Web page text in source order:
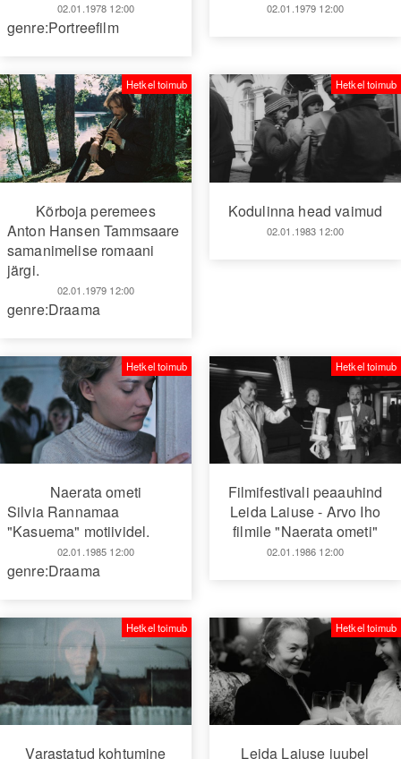
02.01.1978 12:00
genre:Portreefilm
02.01.1979 12:00
Kõrboja peremees
Anton Hansen Tammsaare
samanimelise romaani
järgi.
02.01.1979 12:00
Hetkel toimub
genre:Draama
Kodulinna head vaimud
02.01.1983 12:00
Hetkel toimub
Naerata ometi
Silvia Rannamaa
"Kasuema" motiividel.
02.01.1985 12:00
Hetkel toimub
genre:Draama
Filmifestivali peaauhind
Leida Laiuse - Arvo Iho
filmile "Naerata ometi"
02.01.1986 12:00
Hetkel toimub
Varastatud kohtumine
Hetkel toimub
Leida Laiuse juubel
Hetkel toimub